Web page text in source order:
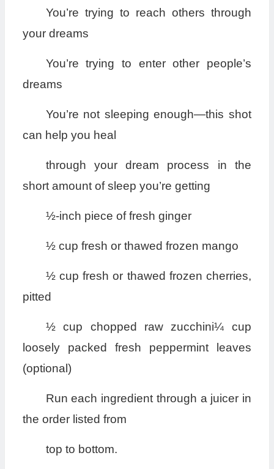
You’re trying to reach others through
your dreams
You’re trying to enter other people’s
dreams
You’re not sleeping enough—this shot
can help you heal
through your dream process in the
short amount of sleep you’re getting
½-inch piece of fresh ginger
½ cup fresh or thawed frozen mango
½ cup fresh or thawed frozen cherries,
pitted
½ cup chopped raw zucchini¼ cup
loosely packed fresh peppermint leaves
(optional)
Run each ingredient through a juicer in
the order listed from
top to bottom.